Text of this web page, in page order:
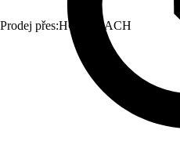
Prodej přes:HORNBACH